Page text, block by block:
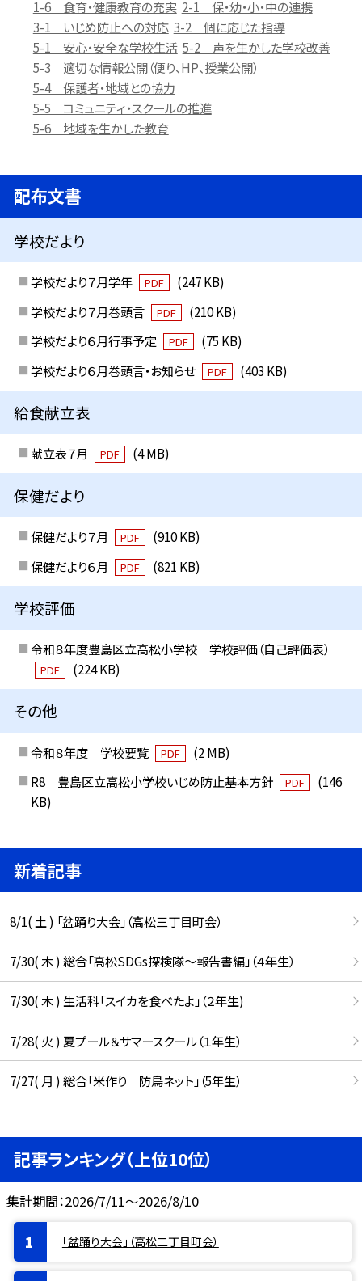
1-6 食育・健康教育の充実 2-1 保・幼・小・中の連携
3-1 いじめ防止への対応 3-2 個に応じた指導
5-1 安心・安全な学校生活 5-2 声を生かした学校改善
5-3 適切な情報公開（便り、HP、授業公開）
5-4 保護者・地域との協力
5-5 コミュニティ・スクールの推進
5-6 地域を生かした教育
配布文書
学校だより
学校だより７月学年 PDF
(247 KB)
学校だより７月巻頭言
PDF
(210 KB)
学校だより６月行事予定
PDF
(75 KB)
学校だより６月巻頭言・お知らせ
PDF (403 KB)
給食献立表
献立表７月 PDF (4 MB)
保健だより
保健だより７月 PDF
(910 KB)
保健だより６月
PDF (821 KB)
学校評価
令和８年度豊島区立高松小学校 学校評価（自己評価表）
PDF (224 KB)
その他
令和８年度 学校要覧 PDF
(2 MB)
R8 豊島区立高松小学校いじめ防止基本方針
PDF
(146
KB)
新着記事
8/1( 土 ) 「盆踊り大会」（高松三丁目町会）
7/30( 木 ) 総合「高松SDGs探検隊〜報告書編」（４年生）
7/30( 木 ) 生活科「スイカを食べたよ」（２年生)
7/28( 火 ) 夏プール＆サマースクール（１年生）
7/27( 月 ) 総合「米作り 防鳥ネット」（5年生）
記事ランキング（上位10位）
集計期間：2026/7/11～2026/8/10
「盆踊り大会」（高松二丁目町会）